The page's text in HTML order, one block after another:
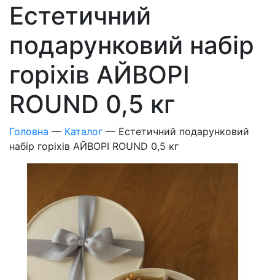
Естетичний
подарунковий набір
горіхів АЙВОРІ
ROUND 0,5 кг
Головна — Каталог — Естетичний подарунковий
набір горіхів АЙВОРІ ROUND 0,5 кг